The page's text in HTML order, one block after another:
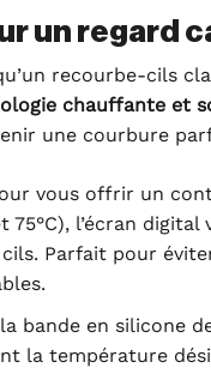
un regard
recourbe-cils
chauffante et
une courbure
vous offrir un
75°C), l’écran
cils. Parfait pour
bande en silicone
la température